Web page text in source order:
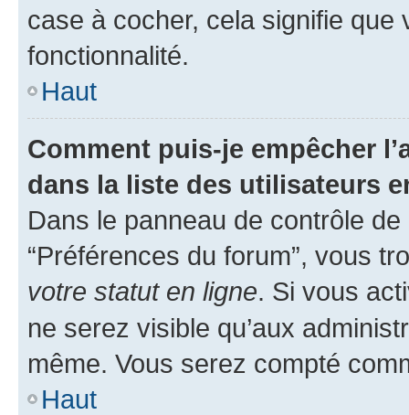
case à cocher, cela signifie
fonctionnalité.
Haut
Comment puis-je empêcher
dans la liste des utilisateurs
Dans le panneau de contrôle
“Préférences du forum”, vous
votre statut en ligne. Si vous
ne serez visible qu’aux
même. Vous serez compté
Haut